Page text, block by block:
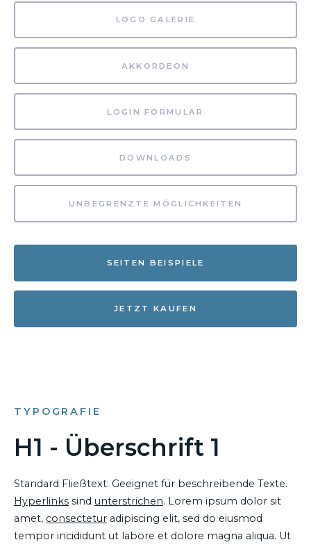
LOGO GALERIE
AKKORDEON
LOGIN FORMULAR
DOWNLOADS
UNBEGRENZTE MÖGLICHKEITEN
SEITEN BEISPIELE
JETZT KAUFEN
TYPOGRAFIE
H1 - Überschrift 1
Standard Fließtext: Geeignet für beschreibende Texte.
Hyperlinks sind unterstrichen. Lorem ipsum dolor sit
amet, consectetur adipiscing elit, sed do eiusmod
tempor incididunt ut labore et dolore magna aliqua. Ut